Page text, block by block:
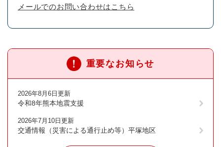
メールでのお問い合わせはこちら
重要なお知らせ
2026年8月6日更新
令和8年熊本地震支援
2026年7月10日更新
交通情報（災害による通行止め等）平塚地区